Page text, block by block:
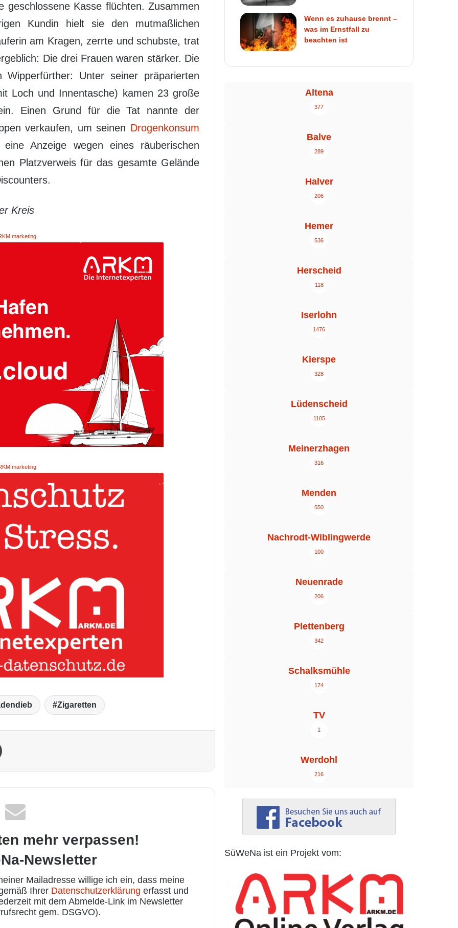
geschlossene Kasse flüchten. Zusammen
Kundin hielt sie den mutmaßlichen
am Kragen, zerrte und schubste, trat
Die drei Frauen waren stärker. Die
Wipperfürther: Unter seiner präparierten
Loch und Innentasche) kamen 23 große
Einen Grund für die Tat nannte der
verkaufen, um seinen Drogenkonsum
Anzeige wegen eines räuberischen
Platzverweis für das gesamte Gelände
Kreis
Zigaretten
mehr verpassen!
Newsletter
Mailadresse willige ich ein, dass meine
Ihrer Datenschutzerklärung erfasst und
mit dem Abmelde-Link im Newsletter
gem. DSGVO).
Wenn es zuhause brennt –
was im Ernstfall zu
beachten ist
Altena
377
Balve
289
Halver
206
Hemer
536
Herscheid
118
Iserlohn
1476
Kierspe
328
Lüdenscheid
1105
Meinerzhagen
316
Menden
550
Nachrodt-Wiblingwerde
100
Neuenrade
206
Plettenberg
342
Schalksmühle
174
TV
1
Werdohl
216
SüWeNa ist ein Projekt vom: